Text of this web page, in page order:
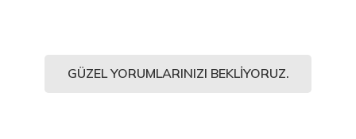
GÜZEL YORUMLARINIZI BEKLIYORUZ.